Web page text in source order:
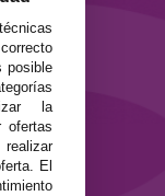
posible
la
ofertas
El